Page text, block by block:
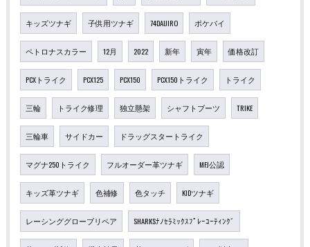
キッズツナギ 子供用ツナギ 74DAIJIRO ポケバイ
ペトロナスカラー 12月 2022 新年 寅年 価格改訂
PCXトライク PCX125 PCX150 PCX150トライク トライク
三輪 トライク修理 独立懸架 シャフトブーツ TRIKE
三輪車 サイドカー ドラッグスタートライク
マグナ250トライク フルオーダー革ツナギ MFJ公認
キッズ革ツナギ 色補修 色タッチ KIDツナギ
レーシンググローブリペア SHARKSﾅﾉｾﾗﾐｯｸｽﾌﾟﾚｰｺｰﾃｨﾝｸﾞ